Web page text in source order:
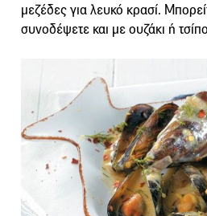
μεζέδες για λευκό κρασί.
συνοδέψετε και με ουζάκι ή